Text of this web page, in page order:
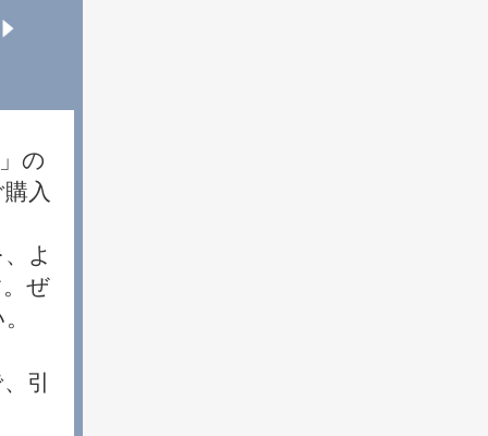
の
入
よ
ぜ
引